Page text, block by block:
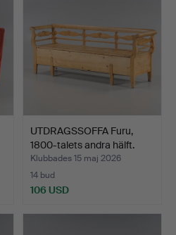
UTDRAGSSOFFA Furu,
1800-talets andra hälft.
Klubbades 15 maj 2026
14 bud
106 USD